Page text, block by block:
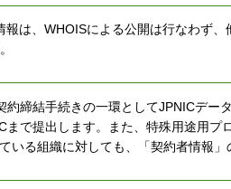
は、WHOISによる公開は行なわず
締結手続きの一環としてJPNICデー
で提出します。また、特殊用途用プ
る組織に対しても、「契約者情報」